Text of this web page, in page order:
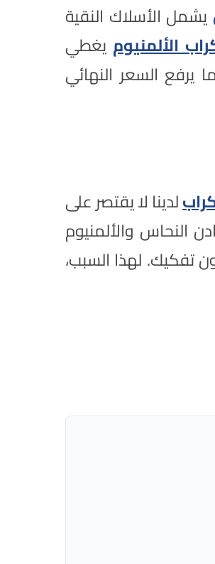
يشمل الأسلاك النقية
الألمنيوم يغطي
يرفع السعر النهائي
لدينا لا يقتصر على
النحاس والألمنيوم
تفكيك. لهذا السبب،